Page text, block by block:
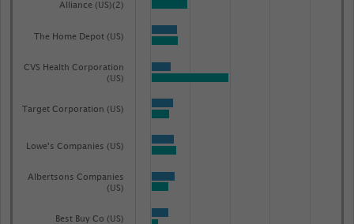
axis
78
chart
CVS Health Corporation
(US)
Albertsons Companies
(US)
Alliance (US)(2)
The Home Depot (US)
Target Corporation (US)
Lowe's Companies (US)
Best Buy Co (US)